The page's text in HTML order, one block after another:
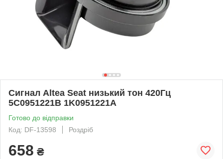
Сигнал Altea Seat низький тон 420Гц
5C0951221B 1K0951221A
Готово до відправки
Код: DF-13598
Роздріб
658 ₴